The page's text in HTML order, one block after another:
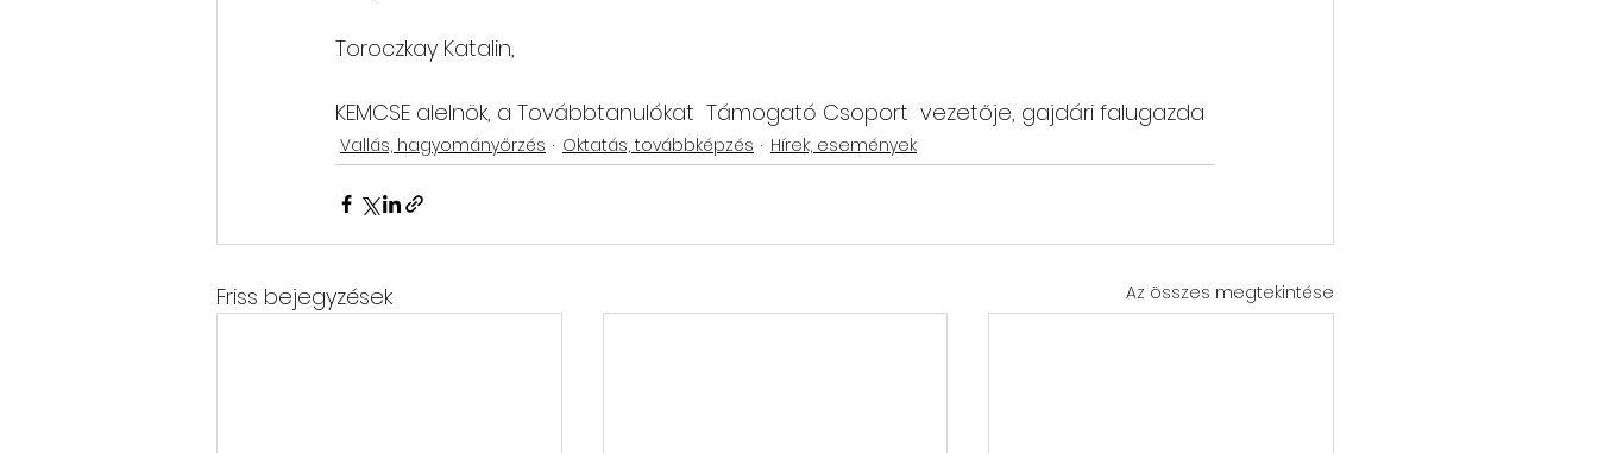
Toroczkay Katalin,
KEMCSE alelnök, a Továbbtanulókat  Támogató Csoport  vezetője, gajdári falugazda
Vallás, hagyományőrzés Oktatás, továbbképzés Hírek, események
Friss bejegyzések Az összes megtekintése